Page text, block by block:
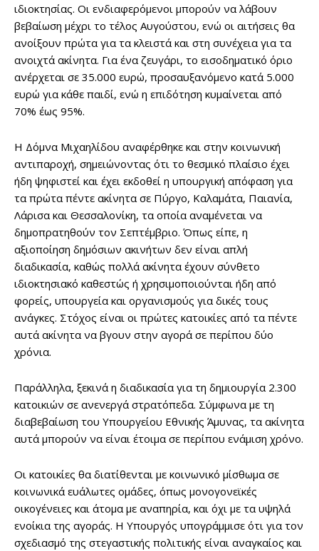
ιδιοκτησίας. Οι ενδιαφερόμενοι μπορούν να λάβουν
βεβαίωση μέχρι το τέλος Αυγούστου, ενώ οι αιτήσεις θα
ανοίξουν πρώτα για τα κλειστά και στη συνέχεια για τα
ανοιχτά ακίνητα. Για ένα ζευγάρι, το εισοδηματικό όριο
ανέρχεται σε 35.000 ευρώ, προσαυξανόμενο κατά 5.000
ευρώ για κάθε παιδί, ενώ η επιδότηση κυμαίνεται από
70% έως 95%.
Η Δόμνα Μιχαηλίδου αναφέρθηκε και στην κοινωνική
αντιπαροχή, σημειώνοντας ότι το θεσμικό πλαίσιο έχει
ήδη ψηφιστεί και έχει εκδοθεί η υπουργική απόφαση για
τα πρώτα πέντε ακίνητα σε Πύργο, Καλαμάτα, Παιανία,
Λάρισα και Θεσσαλονίκη, τα οποία αναμένεται να
δημοπρατηθούν τον Σεπτέμβριο. Όπως είπε, η
αξιοποίηση δημόσιων ακινήτων δεν είναι απλή
διαδικασία, καθώς πολλά ακίνητα έχουν σύνθετο
ιδιοκτησιακό καθεστώς ή χρησιμοποιούνται ήδη από
φορείς, υπουργεία και οργανισμούς για δικές τους
ανάγκες. Στόχος είναι οι πρώτες κατοικίες από τα πέντε
αυτά ακίνητα να βγουν στην αγορά σε περίπου δύο
χρόνια.
Παράλληλα, ξεκινά η διαδικασία για τη δημιουργία 2.300
κατοικιών σε ανενεργά στρατόπεδα. Σύμφωνα με τη
διαβεβαίωση του Υπουργείου Εθνικής Άμυνας, τα ακίνητα
αυτά μπορούν να είναι έτοιμα σε περίπου ενάμιση χρόνο.
Οι κατοικίες θα διατίθενται με κοινωνικό μίσθωμα σε
κοινωνικά ευάλωτες ομάδες, όπως μονογονεϊκές
οικογένειες και άτομα με αναπηρία, και όχι με τα υψηλά
ενοίκια της αγοράς. Η Υπουργός υπογράμμισε ότι για τον
σχεδιασμό της στεγαστικής πολιτικής είναι αναγκαίος και